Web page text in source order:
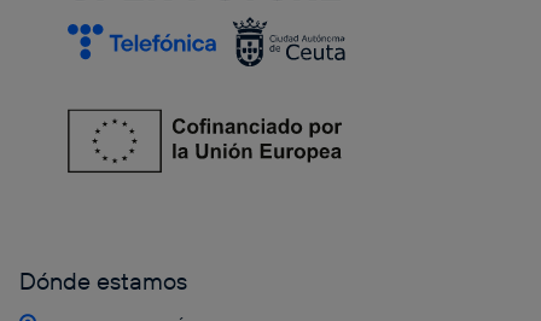
Dónde estamos